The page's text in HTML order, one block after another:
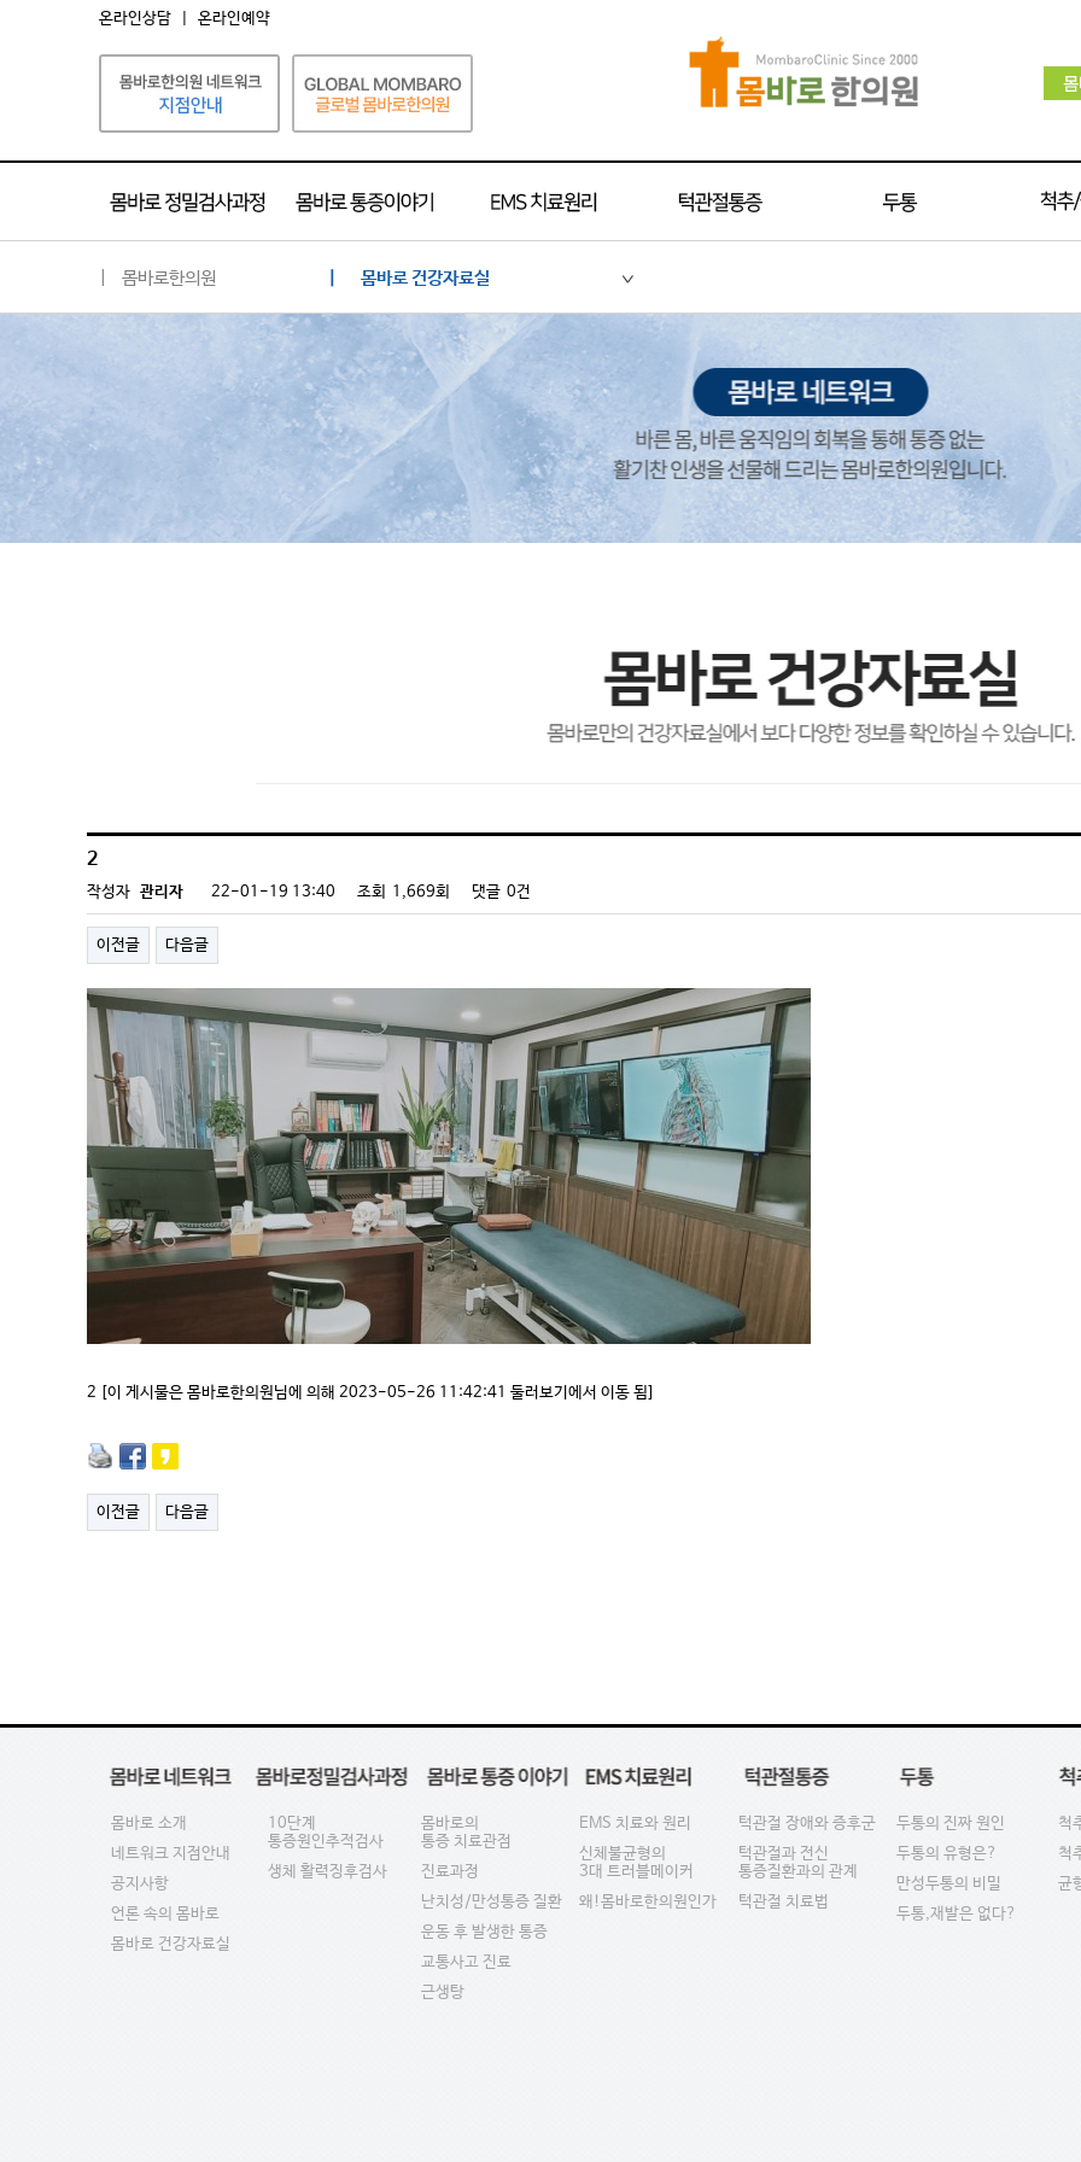
온라인상담 온라인예약
| 몸바로한의원 | 몸바로 건강자료실
몸바로 소개
네트워크 소개
공지사항
언론 속의 몸바로
2
작성자 관리자 22-01-19 13:40 조회 1,669회 댓글 0건
이전글 다음글
2 [이 게시물은 몸바로한의원님에 의해 2023-05-26 11:42:41 둘러보기에서 이동 됨]
이전글 다음글
몸바로 소개
네트워크 지점안내
공지사항
언론 속의 몸바로
몸바로 건강자료실
10단계
통증원인추적검사
생체 활력징후검사
몸바로의
통증 치료관점
진료과정
난치성/만성통증 질환
운동 후 발생한 통증
교통사고 진료
근생탕
EMS 치료와 원리
신체불균형의
3대 트러블메이커
왜!몸바로한의원인가
턱관절 장애와 증후군
턱관절과 전신
통증질환과의 관계
턱관절 치료법
두통의 진짜 원인
두통의 유형은?
만성두통의 비밀
두통,재발은 없다?
척
척
균